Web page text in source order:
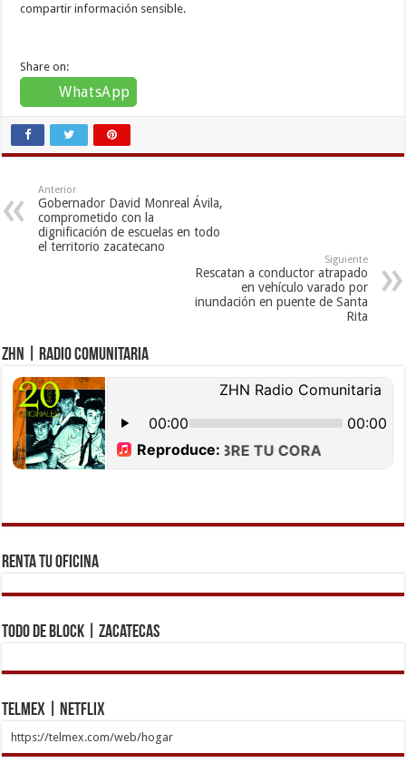
compartir información sensible.
Share on:
WhatsApp
Anterior
Gobernador David Monreal Ávila,
comprometido con la
dignificación de escuelas en todo
el territorio zacatecano
Siguiente
Rescatan a conductor atrapado
en vehículo varado por
inundación en puente de Santa
Rita
ZHN | Radio Comunitaria
Renta tu Oficina
Todo de Block | Zacatecas
Telmex | Netflix
https://telmex.com/web/hogar